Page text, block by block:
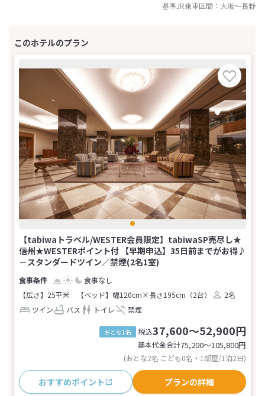
基準JR乗車区間： 大阪～長野
【tabiwaトラベル/WESTER会員限定】tabiwaSP売尽し★
信州★WESTERポイント付 【早期申込】35日前までがお得♪
－スタンダードツイン／禁煙(2名1室)
食事なし
【広さ】25平米
【ベッド】幅120cm×長さ195cm（2台）
2名
ツイン
バス トイレ 禁煙
おとな1名 税込37,600～52,900円
基本代金合計75,200〜105,800円
(おとな2名 こども0名・1部屋/1泊2日)
おすすめポイント プランの詳細